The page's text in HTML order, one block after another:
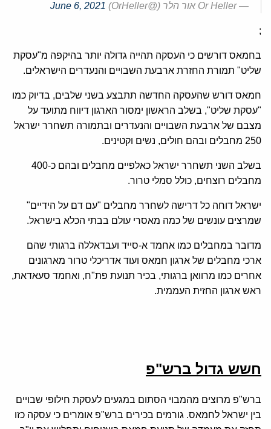
— Or Heller אור הלר (@OrHeller) June 6, 2021
;
בחמאס דורשים כי העסקה תהייה גדולה יותר בהיקפה מ"עסקת
שליט" תמורת החזרת ארבעת השבויים והנעדרים הישראלים.
חמאס דורש שהעסקה החדשה תתבצע בשני שלבים, בדיוק כמו
"עסקת שליט", בשלב הראשון ימסור הארגון דיווח מתועד על
מצבם של ארבעת השבויים והנעדרים ובתמורה תשחרר ישראל
250 מחבלים ובהם חולים, נשים וקטינים.
בשלב השני תשחרר ישראל כאלפיים מחבלים ובהם כ-400
מחבלים רוצחים, כולל סמלי טרור.
ישראל דוחה כל דרישה לשחרר מחבלים "עם דם על הידיים"
שמרצים עונשים של כמה מאסרי עולם בבתי הכלא בישראל.
מדובר במחבלים כמו אחמד א-סייד ועבדאללה ברגותי שהם
ארכי מחבלים של ארגון חמאס ועוד אדריכלי טרור מארגונים
אחרים כמו מרוואן ברגותי, בכיר תנועת פת"ח, ואחמד סעאדאת,
ראש ארגון החזית העממית.
חשש גדול ברש"פ
ברש"פ מרוצים מהמבוי הסתום במגעים לעסקת חילופי שבויים
בין ישראל לחמאס. גורמים בכירים ברש"פ אומרים כי עסקה כזו